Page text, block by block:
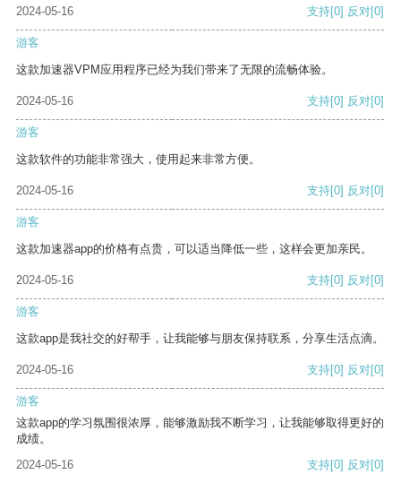
2024-05-16 支持[0] 反对[0]
游客
这款加速器VPM应用程序已经为我们带来了无限的流畅体验。
2024-05-16 支持[0] 反对[0]
游客
这款软件的功能非常强大，使用起来非常方便。
2024-05-16 支持[0] 反对[0]
游客
这款加速器app的价格有点贵，可以适当降低一些，这样会更加亲民。
2024-05-16 支持[0] 反对[0]
游客
这款app是我社交的好帮手，让我能够与朋友保持联系，分享生活点滴。
2024-05-16 支持[0] 反对[0]
游客
这款app的学习氛围很浓厚，能够激励我不断学习，让我能够取得更好的
成绩。
2024-05-16
支持[0] 反对[0]